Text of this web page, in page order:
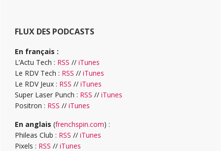
FLUX DES PODCASTS
En français :
L’Actu Tech : RSS // iTunes
Le RDV Tech : RSS // iTunes
Le RDV Jeux : RSS // iTunes
Super Laser Punch : RSS // iTunes
Positron : RSS // iTunes
En anglais (frenchspin.com) :
Phileas Club : RSS // iTunes
Pixels : RSS // iTunes